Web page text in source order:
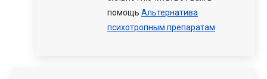
помощь Альтернатива
психотропным препаратам